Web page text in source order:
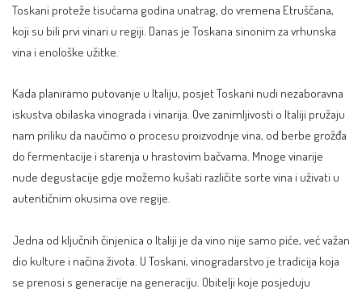
Toskani proteže tisućama godina unatrag, do vremena Etruščana,
koji su bili prvi vinari u regiji. Danas je Toskana sinonim za vrhunska
vina i enološke užitke.
Kada planiramo putovanje u Italiju, posjet Toskani nudi nezaboravna
iskustva obilaska vinograda i vinarija. Ove zanimljivosti o Italiji pružaju
nam priliku da naučimo o procesu proizvodnje vina, od berbe grožđa
do fermentacije i starenja u hrastovim bačvama. Mnoge vinarije
nude degustacije gdje možemo kušati različite sorte vina i uživati u
autentičnim okusima ove regije.
Jedna od ključnih činjenica o Italiji je da vino nije samo piće, već važan
dio kulture i načina života. U Toskani, vinogradarstvo je tradicija koja
se prenosi s generacije na generaciju. Obitelji koje posjeduju